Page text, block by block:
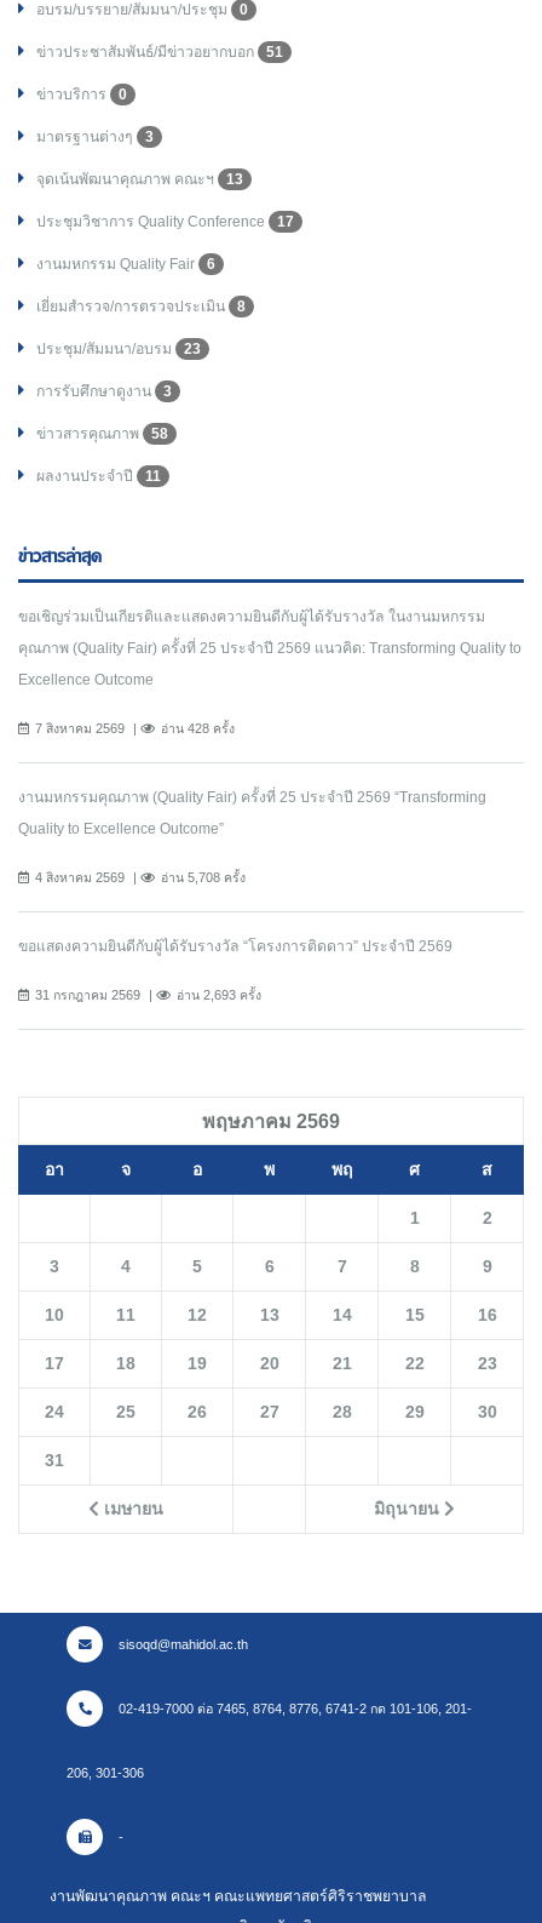
อบรม/บรรยาย/สัมมนา/ประชุม 0
ข่าวประชาสัมพันธ์/มีข่าวอยากบอก 51
ข่าวบริการ 0
มาตรฐานต่างๆ 3
จุดเน้นพัฒนาคุณภาพ คณะฯ 13
ประชุมวิชาการ Quality Conference 17
งานมหกรรม Quality Fair 6
เยี่ยมสำรวจ/การตรวจประเมิน 8
ประชุม/สัมมนา/อบรม 23
การรับศึกษาดูงาน 3
ข่าวสารคุณภาพ 58
ผลงานประจำปี 11
ข่าวสารล่าสุด
ขอเชิญร่วมเป็นเกียรติและแสดงความยินดีกับผู้ได้รับรางวัล ในงานมหกรรม
คุณภาพ (Quality Fair) ครั้งที่ 25 ประจำปี 2569 แนวคิด: Transforming Quality to
Excellence Outcome
7 สิงหาคม 2569 อ่าน 428 ครั้ง
งานมหกรรมคุณภาพ (Quality Fair) ครั้งที่ 25 ประจำปี 2569 “Transforming
Quality to Excellence Outcome”
4 สิงหาคม 2569 อ่าน 5,708 ครั้ง
ขอแสดงความยินดีกับผู้ได้รับรางวัล “โครงการติดดาว” ประจำปี 2569
31 กรกฎาคม 2569 อ่าน 2,693 ครั้ง
พฤษภาคม 2569
อา จ อ พ พฤ ศ ส
เมษายน มิถุนายน
1 2
3 4 5 6 7 8 9
10 11 12 13 14 15 16
17 18 19 20 21 22 23
24 25 26 27 28 29 30
31
sisoqd@mahidol.ac.th
02-419-7000 ต่อ 7465, 8764, 8776, 6741-2 กด 101-106, 201-
206, 301-306
-
งานพัฒนาคุณภาพ คณะฯ คณะแพทยศาสตร์ศิริราชพยาบาล